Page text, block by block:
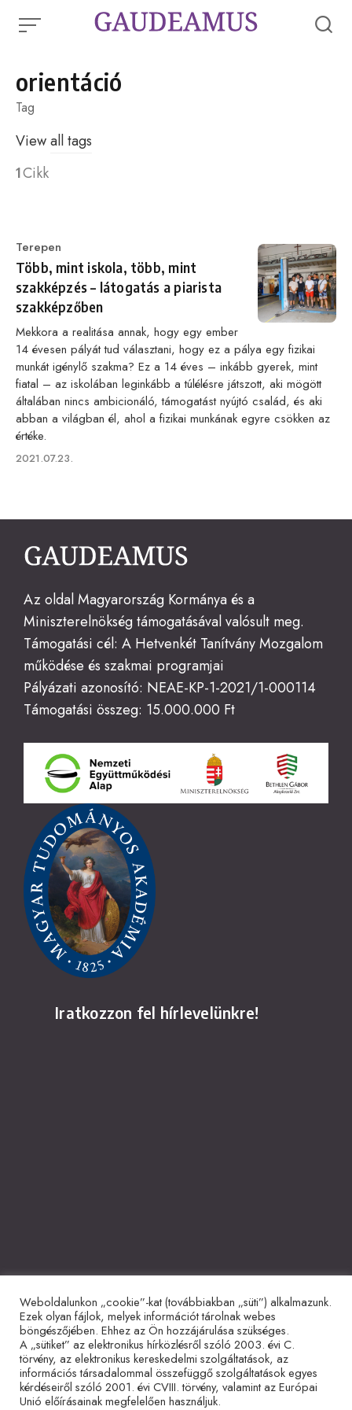
orientáció
Tag
Viewall tags
1Cikk
Category
Terepen
Több, mint iskola, több, mint
szakképzés – látogatás a piarista
szakképzőben
Mekkora a realitása annak, hogy egy ember
14 évesen pályát tud választani, hogy ez a pálya egy fizikai
munkát igénylő szakma? Ez a 14 éves – inkább gyerek, mint
fiatal – az iskolában leginkább a túlélésre játszott, aki mögött
általában nincs ambicionáló, támogatást nyújtó család, és aki
abban a világban él, ahol a fizikai munkának egyre csökken az
értéke.
Published
2021.07.23.
Az oldal Magyarország Kormánya és a
Miniszterelnökség támogatásával valósult meg.
Támogatási cél: A Hetvenkét Tanítvány Mozgalom
működése és szakmai programjai
Pályázati azonosító: NEAE-KP-1-2021/1-000114
Támogatási összeg: 15.000.000 Ft
Iratkozzon fel hírlevelünkre!
Együttműködő partnerek
Weboldalunkon „cookie”-kat (továbbiakban „süti”) alkalmazunk.
Ezek olyan fájlok, melyek információt tárolnak webes
böngészőjében. Ehhez az Ön hozzájárulása szükséges.
A „sütiket” az elektronikus hírközlésről szóló 2003. évi C.
törvény, az elektronikus kereskedelmi szolgáltatások, az
információs társadalommal összefüggő szolgáltatások egyes
kérdéseiről szóló 2001. évi CVIII. törvény, valamint az Európai
Unió előírásainak megfelelően használjuk.